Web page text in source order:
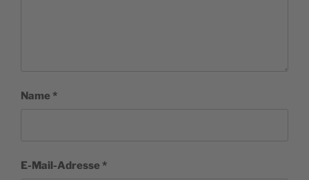
Name*
E-Mail-Adresse*